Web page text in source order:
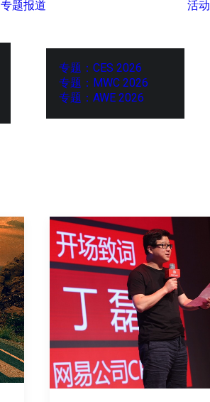
专题报道
专题：CES 2026
专题：MWC 2026
专题：AWE 2026
活动